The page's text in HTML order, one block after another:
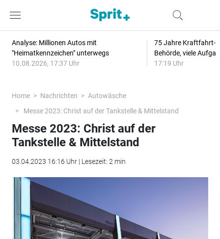
Analyse: Millionen Autos mit
"Heimatkennzeichen" unterwegs
10.08.2026, 17:37 Uhr
75 Jahre Kraftfahrt-
Behörde, viele
17:19 Uhr
Home Nachrichten
Autowäsche
Messe 2023: Christ auf der Tankstelle & Mittelstand
Messe 2023: Christ auf der
Tankstelle & Mittelstand
03.04.2023 16:16 Uhr | Lesezeit: 2 min